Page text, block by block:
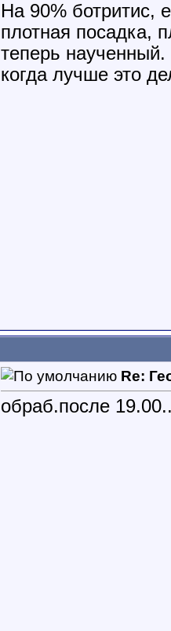
На 90% ботритис,
плотная посадка,
теперь
когда лучше это
Re:
обраб.после